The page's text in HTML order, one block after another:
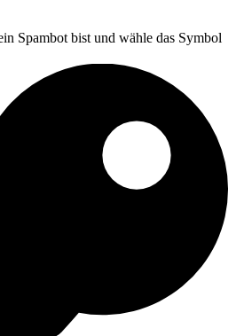
Spambot bist und wähle das Symbol